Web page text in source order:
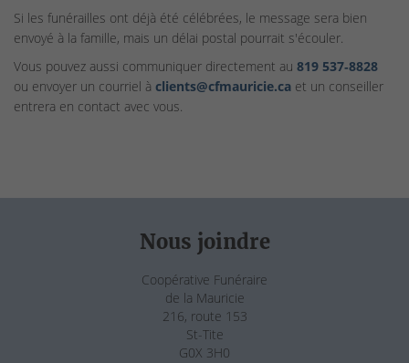
Si les funérailles ont déjà été célébrées, le message sera bien
envoyé à la famille, mais un délai postal pourrait s'écouler.
Vous pouvez aussi communiquer directement au 819 537‑8828
ou envoyer un courriel à clients@cfmauricie.ca et un conseiller
entrera en contact avec vous.
Nous joindre
Coopérative Funéraire
de la Mauricie
216, route 153
St-Tite
G0X 3H0